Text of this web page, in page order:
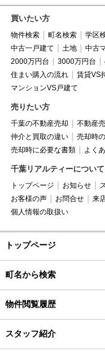
買いたい方
物件検索 町名検索 学区
中古一戸建て
土地 中古
2000万円台
3000万円台
住まい購入の流れ
賃貸VS
マンションVS戸建て
売りたい方
千葉の不動産売却 不動産
仲介と買取の違い
売却時
売却時に必要な書類
よく
千葉リアルティーについて
トップページ お知らせ
お客様の声
お問合せ 来
個人情報の取扱い
トップページ
町名から検索
物件閲覧履歴
スタッフ紹介